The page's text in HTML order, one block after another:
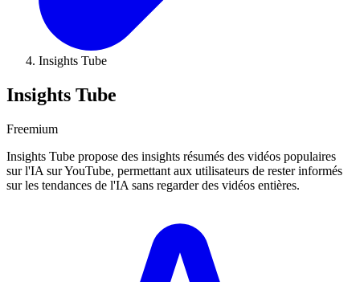
Insights Tube
Insights Tube
Freemium
Insights Tube propose des insights résumés des vidéos populaires
sur l'IA sur YouTube, permettant aux utilisateurs de rester informés
sur les tendances de l'IA sans regarder des vidéos entières.